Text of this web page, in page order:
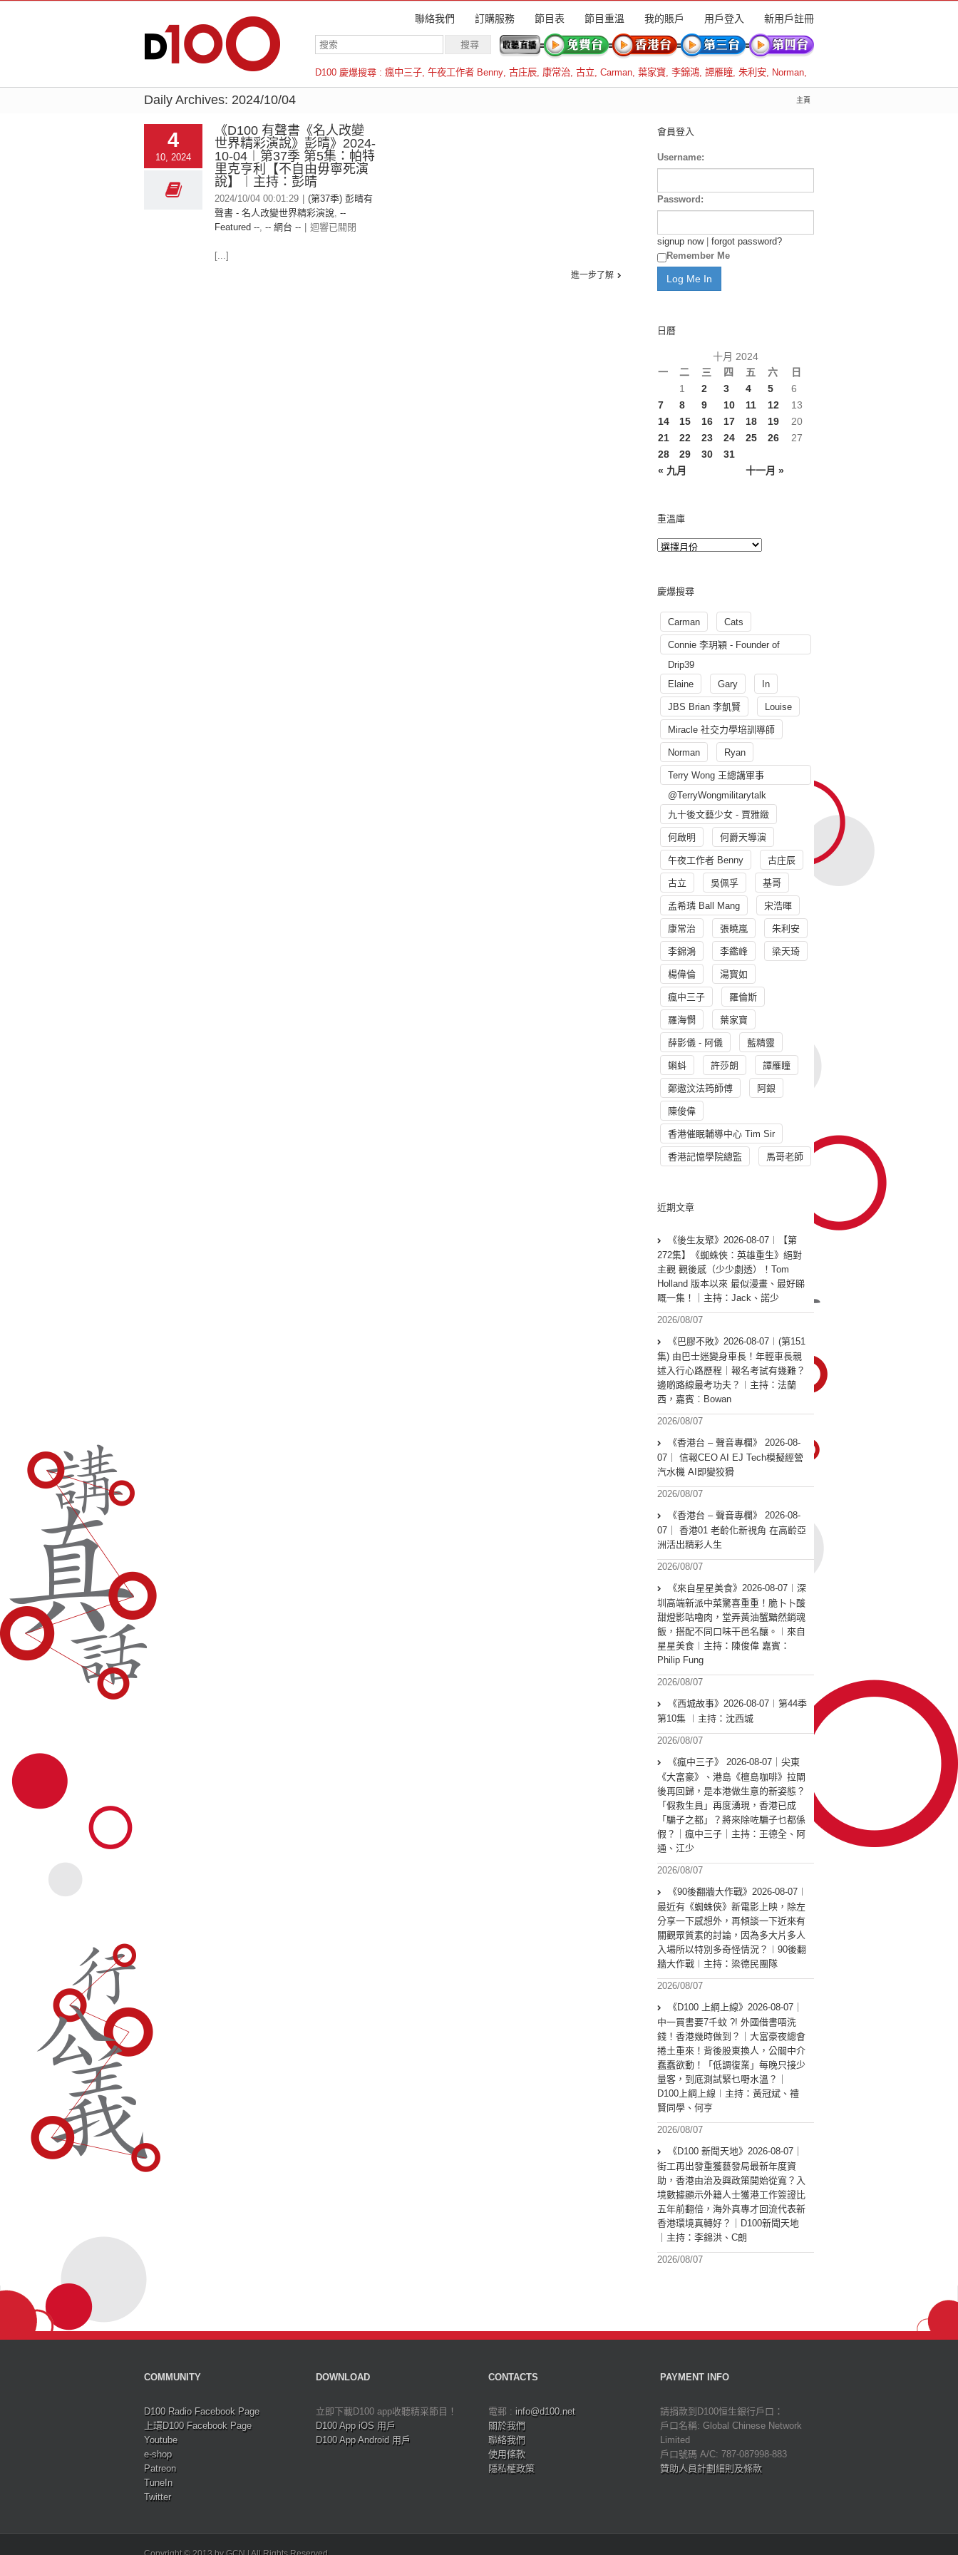
聯絡我們 訂購服務 節目表 節目重溫 我的賬戶 用戶登入 新用戶註冊
D100 慶爆搜尋 : 瘋中三子, 午夜工作者 Benny, 古庄辰, 康常治, 古立, Carman, 葉家寶, 李錦鴻, 譚雁瞳, 朱利安, Norman,
羅倫斯
Daily Archives: 2024/10/04 主頁
4
10, 2024
《D100 有聲書《名人改變
世界精彩演說》彭晴》2024-
10-04︱第37季 第5集：帕特
里克亨利【不自由毋寧死演
說】︱主持：彭晴
2024/10/04 00:01:29
(第37季) 彭晴有
聲書 - 名人改變世界精彩演說, --
Featured --, -- 網台 -- 迴響已關閉
[...]
進一步了解
會員登入
Username:
Password:
signup now| forgot password?
Remember Me
日曆
十月 2024
一
二 三 四 五 六 日
« 九月 十一月 »
1 2 3 4 5
6
7
8 9 10 11 12
13
14
15 16 17 18 19
20
21
22 23 24 25 26
27
28
29 30 31
重溫庫
慶爆搜尋
Carman Cats
Connie 李玥穎 - Founder of
Drip39
Elaine
Gary In
JBS Brian 李凱賢 Louise
Miracle 社交力學培訓導師
Norman Ryan
Terry Wong 王總講軍事
@TerryWongmilitarytalk
九十後文藝少女 - 賈雅緻
何啟明 何爵天導演
午夜工作者 Benny 古庄辰
古立 吳佩孚 基哥
孟希璘 Ball Mang 宋浩暉
康常治 張曉嵐 朱利安
李錦鴻 李鑑峰 梁天琦
楊偉倫 湯寳如
瘋中三子 羅倫斯
羅海憫 葉家寶
薛影儀 - 阿儀 藍精靈
蝌蚪 許莎朗 譚雁瞳
鄭遨汶法筠師傅 阿銀
陳俊偉
香港催眠輔導中心 Tim Sir
香港記憶學院總監 馬哥老師
近期文章
《後生友聚》2026-08-07︱【第
272集】《蜘蛛俠：英雄重生》絕對
主觀 觀後感（少少劇透）！Tom
Holland 版本以來 最似漫畫、最好睇
嘅一集！｜主持：Jack、諾少
2026/08/07
《巴膠不敗》2026-08-07︱(第151
集) 由巴士迷變身車長！年輕車長親
述入行心路歷程｜報名考試有幾難？
邊啲路線最考功夫？︱主持：法蘭
西，嘉賓︰Bowan
2026/08/07
《香港台 – 聲音專欄》 2026-08-
07｜ 信報CEO AI EJ Tech模擬經營
汽水機 AI即變狡猾
2026/08/07
《香港台 – 聲音專欄》 2026-08-
07｜ 香港01 老齡化新視角 在高齡亞
洲活出精彩人生
2026/08/07
《來自星星美食》2026-08-07︱深
圳高端新派中菜驚喜重重！脆卜卜酸
甜燈影咕嚕肉，堂弄黃油蟹黯然銷魂
飯，搭配不同口味干邑名釀。︱來自
星星美食︱主持：陳俊偉 嘉賓：
Philip Fung
2026/08/07
《西城故事》2026-08-07︱第44季
第10集 ︱主持：沈西城
2026/08/07
《瘋中三子》 2026-08-07｜尖東
《大富豪》、港島《檀島咖啡》拉閘
後再回歸，是本港做生意的新姿態？
「假救生員」再度湧現，香港已成
「騙子之都」？將來除咗騙子乜都係
假？｜瘋中三子｜主持：王德全、阿
通、江少
2026/08/07
《90後翻牆大作戰》2026-08-07︱
最近有《蜘蛛俠》新電影上映，除左
分享一下感想外，再傾談一下近來有
關觀眾質素的討論，因為多大片多人
入場所以特別多奇怪情況？︱90後翻
牆大作戰︱主持：梁德民團隊
2026/08/07
《D100 上綱上線》2026-08-07｜
中一買書要7千蚊 ?! 外國借書唔洗
錢！香港幾時做到？｜大富豪夜總會
捲土重來！背後股東換人，公關中介
蠢蠢欲動！「低調復業」每晚只接少
量客，到底測試緊乜嘢水溫？｜
D100上綱上線︱主持：黃冠斌、禮
賢同學、何亨
2026/08/07
《D100 新聞天地》2026-08-07｜
街工再出發重獲藝發局最新年度資
助，香港由治及興政策開始從寬？入
境數據顯示外籍人士獲港工作簽證比
五年前翻倍，海外真專才回流代表新
香港環境真轉好？｜D100新聞天地
｜主持：李錦洪、C朗
2026/08/07
COMMUNITY
D100 Radio Facebook Page
上環D100 Facebook Page
Youtube
e-shop
Patreon
TuneIn
Twitter
DOWNLOAD
立即下載D100 app收聽精采節目！
D100 App iOS 用戶
D100 App Android 用戶
CONTACTS
電郵 : info@d100.net
關於我們
聯絡我們
使用條款
隱私權政策
PAYMENT INFO
請捐款到D100恒生銀行戶口：
戶口名稱: Global Chinese Network
Limited
戶口號碼 A/C: 787-087998-883
贊助人員計劃細則及條款